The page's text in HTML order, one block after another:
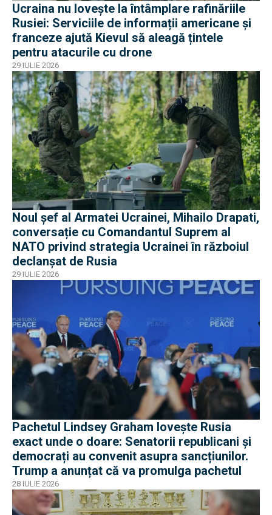
Ucraina nu lovește la întâmplare rafinăriile
Rusiei: Serviciile de informații americane și
franceze ajută Kievul să aleagă țintele
pentru atacurile cu drone
29 IULIE 2026
Noul șef al Armatei Ucrainei, Mihailo Drapati,
conversație cu Comandantul Suprem al
NATO privind strategia Ucrainei în războiul
declanșat de Rusia
29 IULIE 2026
Pachetul Lindsey Graham lovește Rusia
exact unde o doare: Senatorii republicani și
democrați au convenit asupra sancțiunilor.
Trump a anunțat că va promulga pachetul
28 IULIE 2026